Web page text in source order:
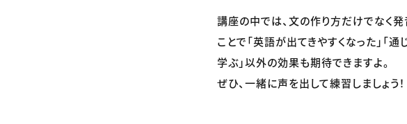
講座の中では、文の作り方だけでなく
ことで「英語が出てきやすくなった」「通
学ぶ」以外の効果も期待できますよ。
ぜひ、一緒に声を出して練習しましょう！